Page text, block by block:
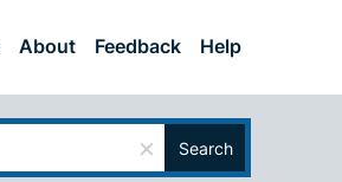
About Feedback Help
× Search